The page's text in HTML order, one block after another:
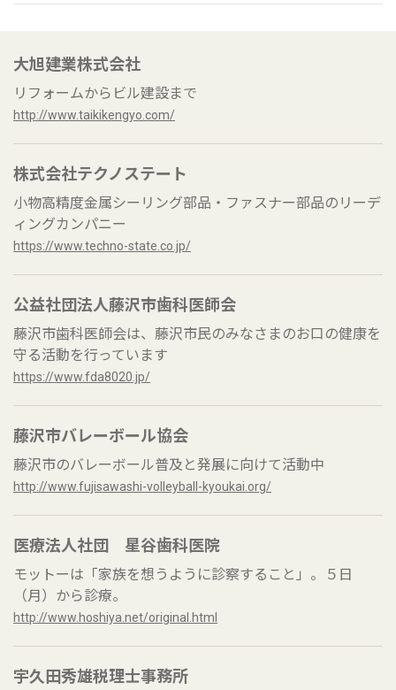
大旭建業株式会社
リフォームからビル建設まで
http://www.taikikengyo.com/
株式会社テクノステート
小物高精度金属シーリング部品・ファスナー部品のリーデ
ィングカンパニー
https://www.techno-state.co.jp/
公益社団法人藤沢市歯科医師会
藤沢市歯科医師会は、藤沢市民のみなさまのお口の健康を
守る活動を行っています
https://www.fda8020.jp/
藤沢市バレーボール協会
藤沢市のバレーボール普及と発展に向けて活動中
http://www.fujisawashi-volleyball-kyoukai.org/
医療法人社団 星谷歯科医院
モットーは「家族を想うように診察すること」。５日
（月）から診療。
http://www.hoshiya.net/original.html
宇久田秀雄税理士事務所